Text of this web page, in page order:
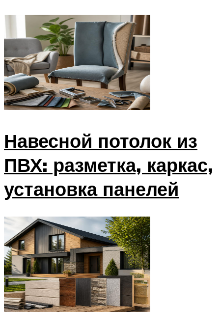
Навесной потолок из
ПВХ: разметка, каркас,
установка панелей